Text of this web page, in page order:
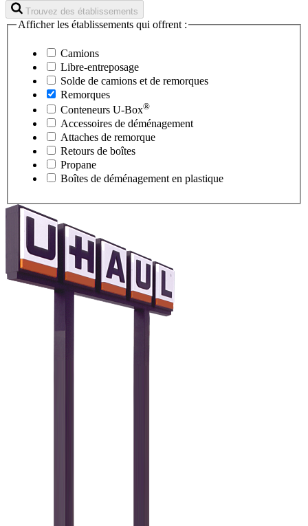
Trouvez des établissements
Afficher les établissements qui offrent :
Camions
Libre-entreposage
Solde de camions et de remorques
Remorques
Conteneurs U-Box®
Accessoires de déménagement
Attaches de remorque
Retours de boîtes
Propane
Boîtes de déménagement en plastique